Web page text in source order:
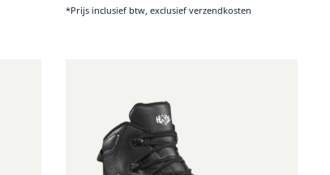
*Prijs inclusief btw, exclusief verzendkosten